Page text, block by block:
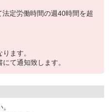
定労働時間の週40時間を超
ます。
て通知致します。